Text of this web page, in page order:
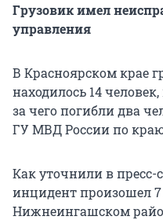
Грузовик имел
управления
В Красноярском крае
находилось 14
за чего погибли два
ГУ МВД России по
Как уточнили в
инцидент произошел
Нижнеингашском